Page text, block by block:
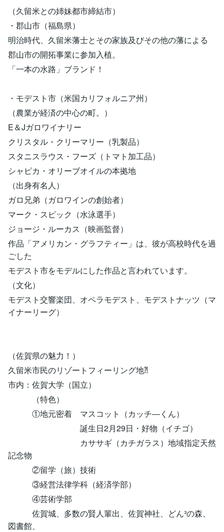
（久留米との姉妹都市締結市）
・郡山市（福島県）
明治時代、久留米藩士とその家族及びその他の藩による
郡山市の開拓事業に参加入植。
「一本の水路」ブランド！
・モデスト市（米国カリフォルニア州）
（農業が経済の中心の町。）
E＆Jガロワイナリー
クリスタル・クリーマリー（乳製品）
スタニスラウス・フーズ（トマト加工品）
シャピカ・オリーブオイルの本拠地
（出身有名人）
ガロ兄弟（ガロワインの創始者）
マーク・スピック（水泳選手）
ジョージ・ルーカス（映画監督）
作品「アメリカン・グラフティー」は、彼が高校時代を過
ごした
モデスト市をモデルにした作品と言われています。
（文化）
モデスト交響楽団、オペラモデスト、モデストナッツ（マ
イナーリーグ）
（佐賀県の魅力！）
久留米市民のリゾートフィーリング地⁈
市内：佐賀大学（国立）
（特色）
①地元密着 マスコット（カッチ―くん）
誕生日2月29日・好物（イチゴ）
カササギ（カチガラス）地域指定天然
記念物
②留学（旅）技術
③経営法律学科（経済学部）
④芸術学部
佐賀城、多数の賢人輩出、佐賀神社、どん³の森、
図書館、